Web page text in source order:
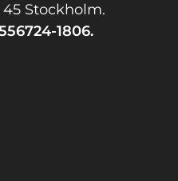
45 Stockholm.
1806.